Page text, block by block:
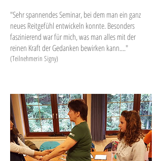
"Sehr spannendes Seminar, bei dem man ein ganz
neues Reitgefühl entwickeln konnte. Besonders
faszinierend war für mich, was man alles mit der
reinen Kraft der Gedanken bewirken kann...."
(Teilnehmerin Signy)